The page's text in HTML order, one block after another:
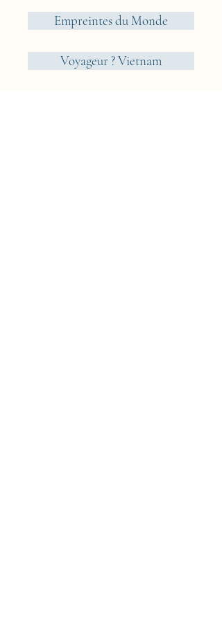
Empreintes du Monde
Voyageur ? Vietnam